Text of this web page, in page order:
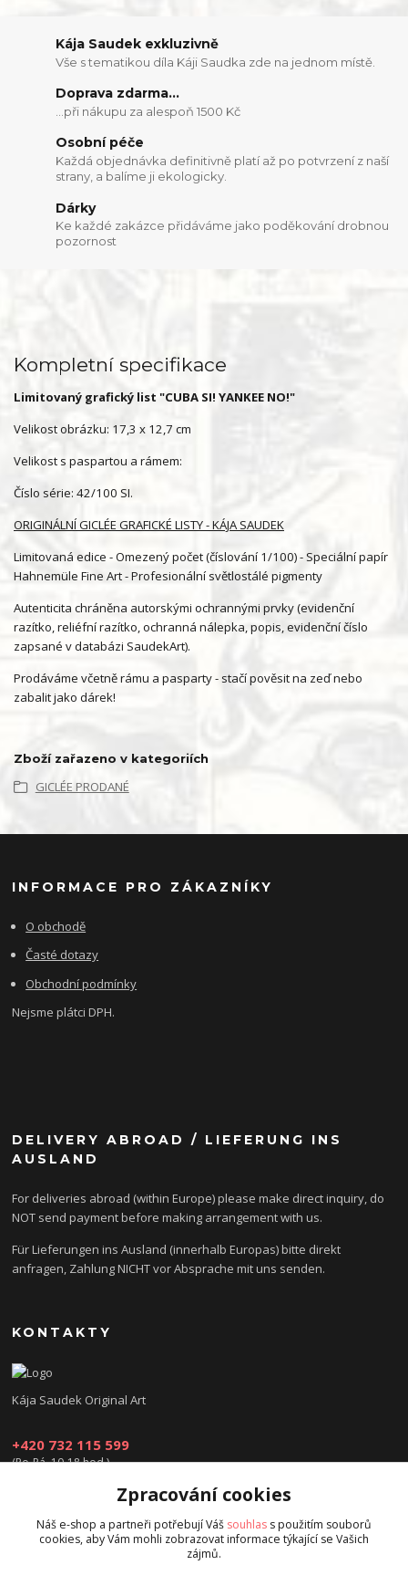
Kája Saudek exkluzivně
Vše s tematikou díla Káji Saudka zde na jednom místě.
Doprava zdarma...
...při nákupu za alespoň 1500 Kč
Osobní péče
Každá objednávka definitivně platí až po potvrzení z naší
strany, a balíme ji ekologicky.
Dárky
Ke každé zakázce přidáváme jako poděkování drobnou
pozornost
Kompletní specifikace
Limitovaný grafický list "CUBA SI! YANKEE NO!"
Velikost obrázku: 17,3 x 12,7 cm
Velikost s paspartou a rámem:
Číslo série: 42/100 SI.
ORIGINÁLNÍ GICLÉE GRAFICKÉ LISTY - KÁJA SAUDEK
Limitovaná edice - Omezený počet (číslování 1/100) - Speciální papír
Hahnemüle Fine Art - Profesionální světlostálé pigmenty
Autenticita chráněna autorskými ochrannými prvky (evidenční
razítko, reliéfní razítko, ochranná nálepka, popis, evidenční číslo
zapsané v databázi SaudekArt).
Prodáváme včetně rámu a pasparty - stačí pověsit na zeď nebo
zabalit jako dárek!
Zboží zařazeno v kategoriích
GICLÉE PRODANÉ
INFORMACE PRO ZÁKAZNÍKY
O obchodě
Časté dotazy
Obchodní podmínky
Nejsme plátci DPH.
DELIVERY ABROAD / LIEFERUNG INS
AUSLAND
For deliveries abroad (within Europe) please make direct inquiry, do
NOT send payment before making arrangement with us.
Für Lieferungen ins Ausland (innerhalb Europas) bitte direkt
anfragen, Zahlung NICHT vor Absprache mit uns senden.
KONTAKTY
Kája Saudek Original Art
+420 732 115 599
(Po-Pá, 10-18 hod.)
obchod@kajasaudek.cz
Zpracování cookies
Náš e-shop a partneři potřebují Váš souhlas s použitím souborů
cookies, aby Vám mohli zobrazovat informace týkající se Vašich
zájmů.